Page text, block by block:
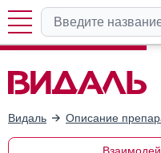
Видаль Описание